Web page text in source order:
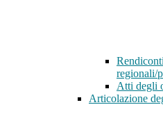
regionali/
Atti degli
Articolazione